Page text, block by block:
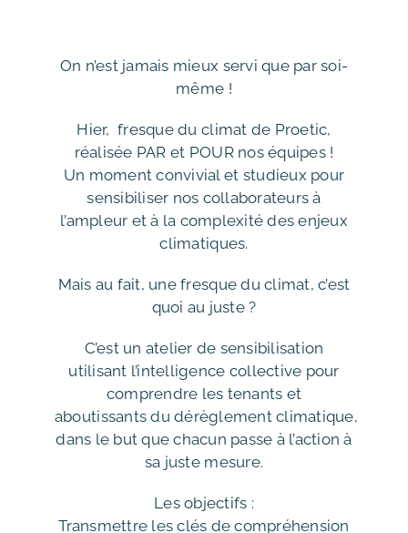
On n’est jamais mieux servi que par soi-
même !
Hier, fresque du climat de Proetic,
réalisée PAR et POUR nos équipes !
Un moment convivial et studieux pour
sensibiliser nos collaborateurs à
l’ampleur et à la complexité des enjeux
climatiques.
Mais au fait, une fresque du climat, c’est
quoi au juste ?
C’est un atelier de sensibilisation
utilisant l’intelligence collective pour
comprendre les tenants et
aboutissants du dérèglement climatique,
dans le but que chacun passe à l’action à
sa juste mesure.
Les objectifs :
Transmettre les clés de compréhension